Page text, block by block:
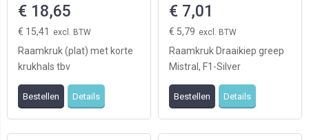
€ 18,65
€ 15,41
Raamkruk (plat) met korte
krukhals tbv
draaikiepramen, de
oplossing bij het vastlopen
Bestellen Details
€ 7,01
€ 5,79
Raamkruk Draaikiep greep
Mistral, F1-Silver
Bestellen Details